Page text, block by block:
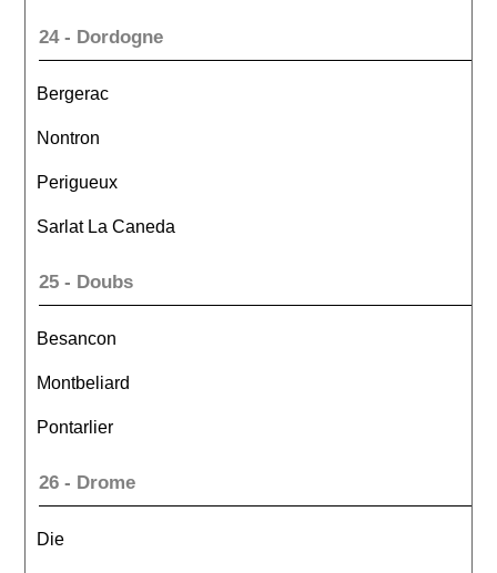
24 - Dordogne
Bergerac
Nontron
Perigueux
Sarlat La Caneda
25 - Doubs
Besancon
Montbeliard
Pontarlier
26 - Drome
Die